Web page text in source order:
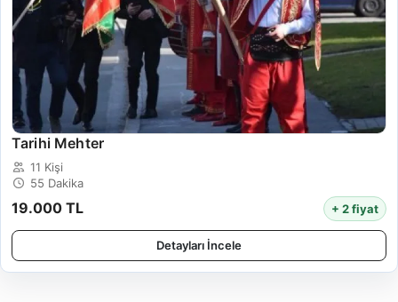
Tarihi Mehter
11 Kişi
55 Dakika
19.000 TL + 2 fiyat
Detayları İncele